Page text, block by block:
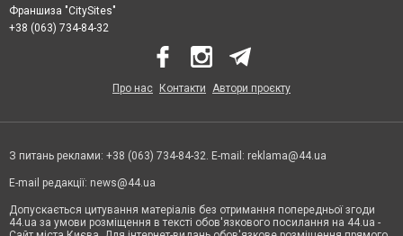
Франшиза "CitySites"
+38 (063) 734-84-32
Про нас Контакти Автори проєкту
З питань реклами: +38 (063) 734-84-32. E-mail: reklama@44.ua
E-mail редакції: news@44.ua
Допускається цитування матеріалів без отримання попередньої згоди
44.ua за умови розміщення в тексті обов'язкового посилання на 44.ua -